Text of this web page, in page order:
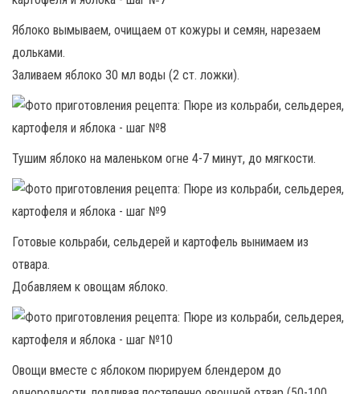
Яблоко вымываем, очищаем от кожуры и семян, нарезаем
дольками.
Заливаем яблоко 30 мл воды (2 ст. ложки).
Тушим яблоко на маленьком огне 4-7 минут, до мягкости.
Готовые кольраби, сельдерей и картофель вынимаем из
отвара.
Добавляем к овощам яблоко.
Овощи вместе с яблоком пюрируем блендером до